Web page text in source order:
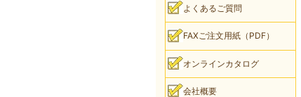
よくあるご質問
FAXご注文用紙（PDF）
オンラインカタログ
会社概要